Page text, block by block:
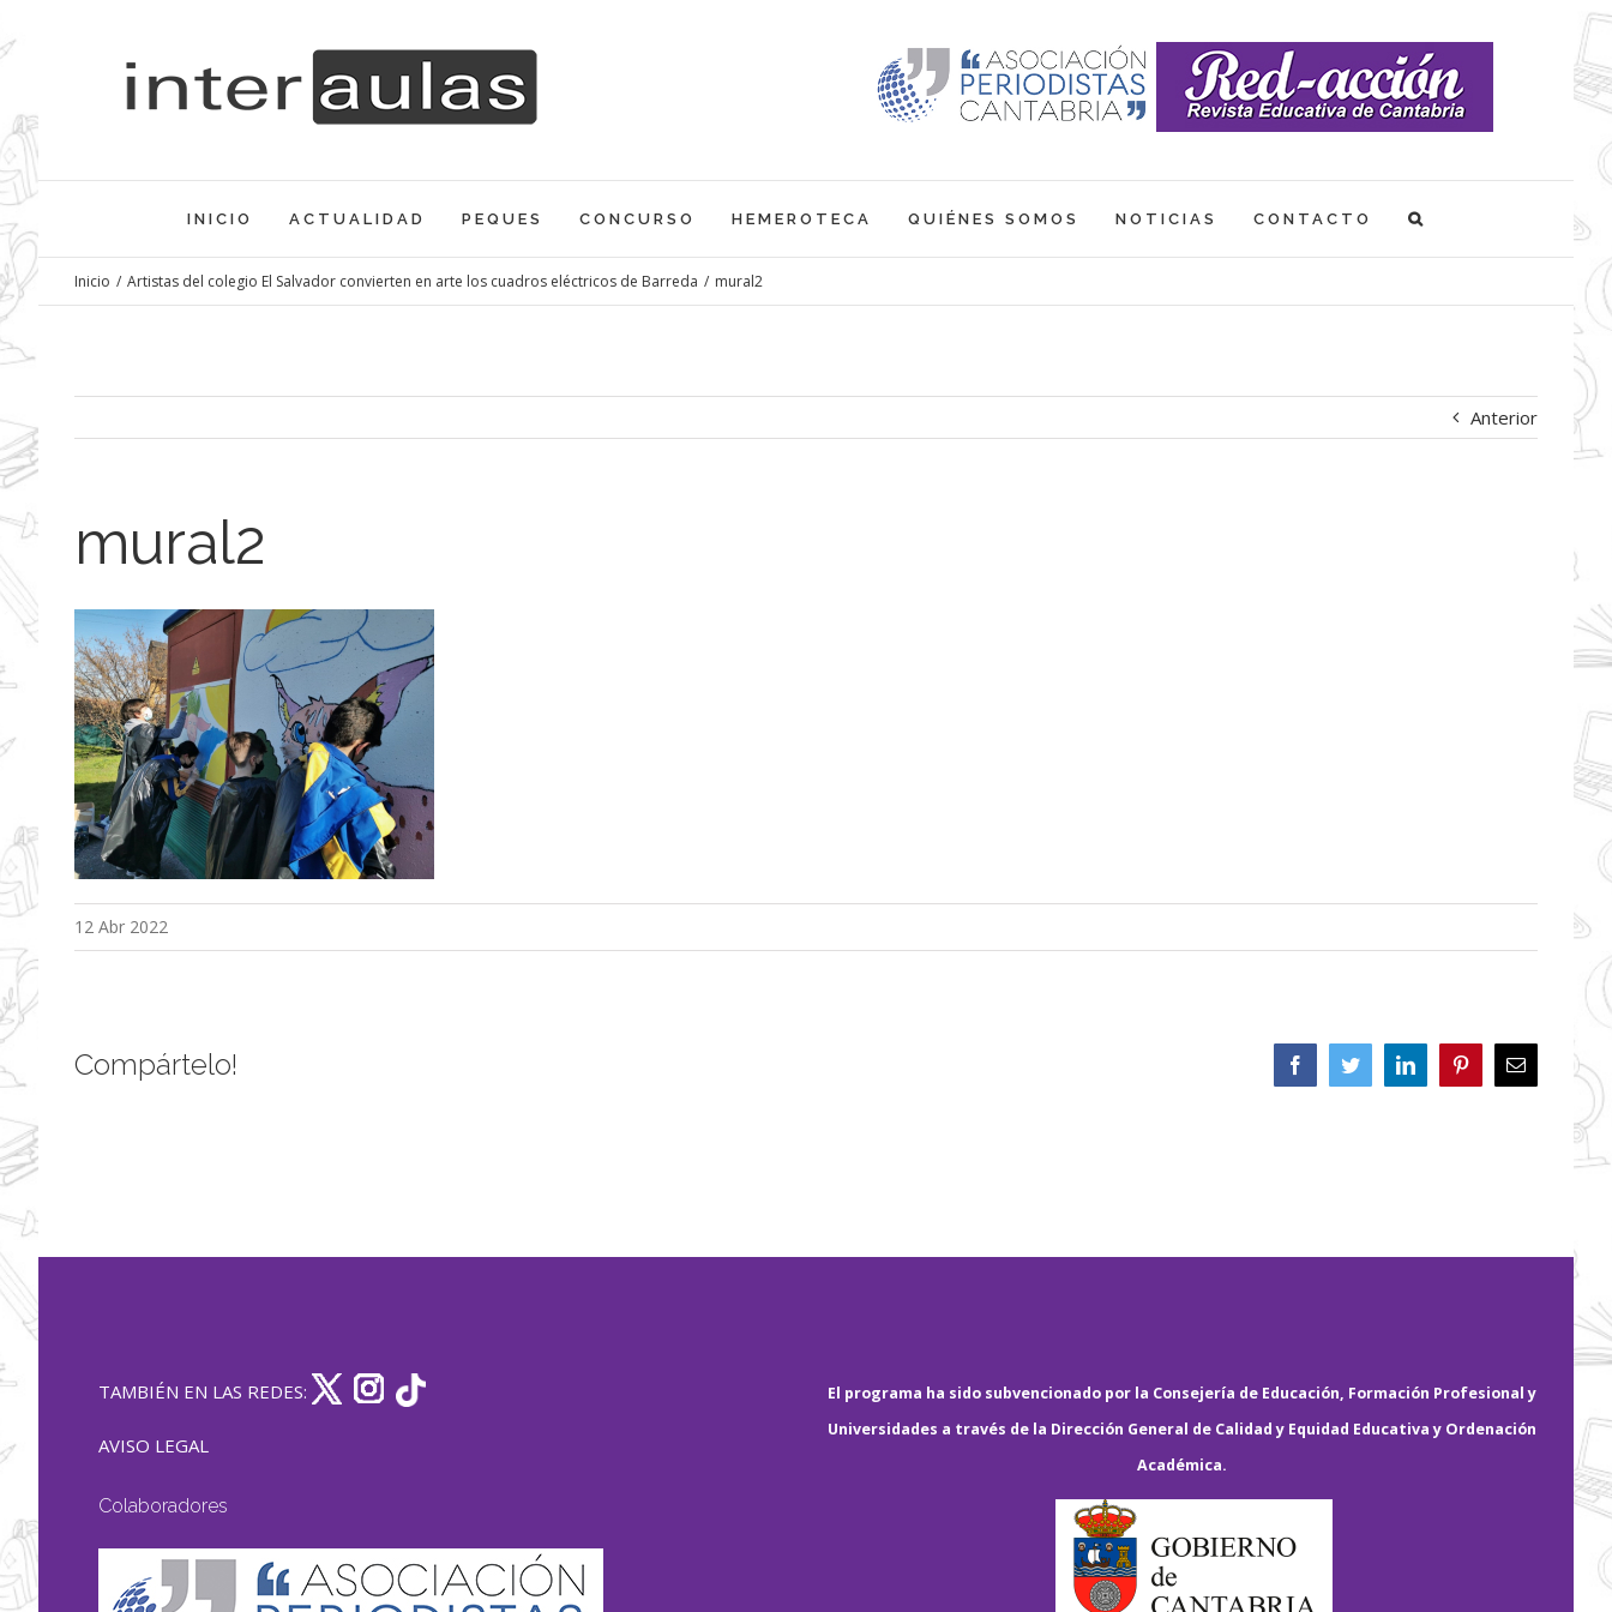
al
INICIO ACTUALIDAD PEQUES CONCURSO HEMEROTECA QUIÉNES SOMOS NOTICIAS CONTACTO
Inicio / Artistas del colegio El Salvador convierten en arte los cuadros eléctricos de Barreda / mural2
Anterior
mural2
12 Abr 2022
Compártelo! FacebookTwitterLinkedIn PinterestCorreo
electrónico
TAMBIÉN EN LAS REDES:
AVISO LEGAL
Colaboradores
El programa ha sido subvencionado por la Consejería de Educación, Formación Profesional y
Universidades a través de la Dirección General de Calidad y Equidad Educativa y Ordenación
Académica.